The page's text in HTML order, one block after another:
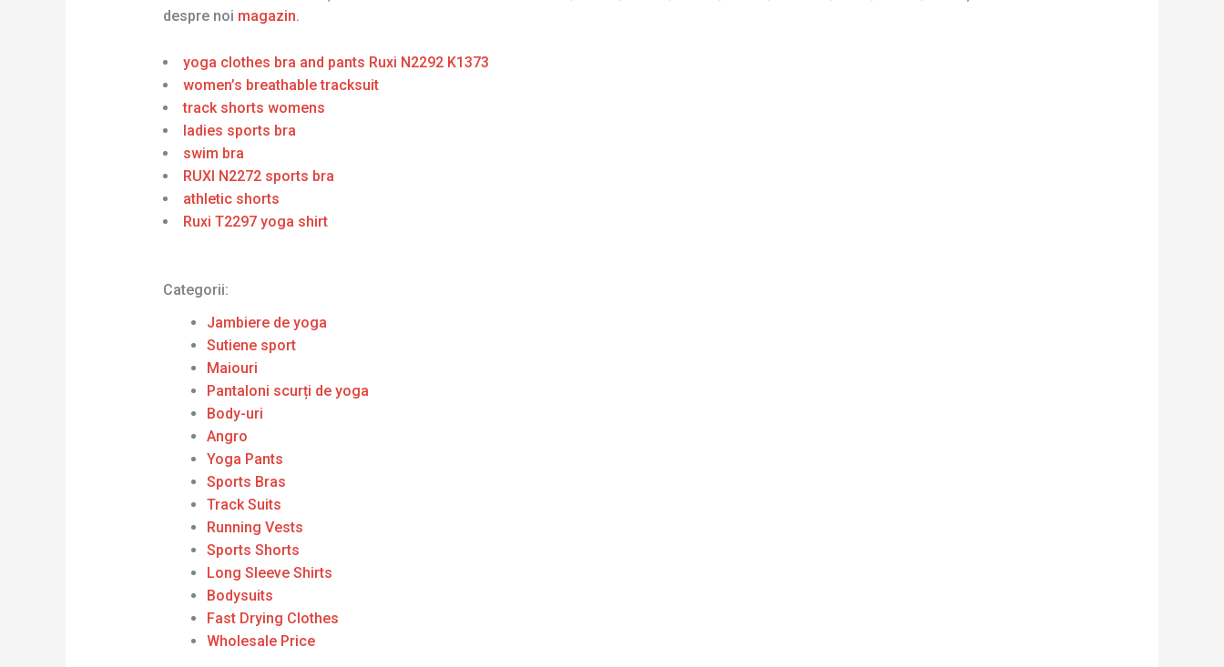
despre noi magazin.
yoga clothes bra and pants Ruxi N2292 K1373
women’s breathable tracksuit
track shorts womens
ladies sports bra
swim bra
RUXI N2272 sports bra
athletic shorts
Ruxi T2297 yoga shirt
Categorii:
Jambiere de yoga
Sutiene sport
Maiouri
Pantaloni scurți de yoga
Body-uri
Angro
Yoga Pants
Sports Bras
Track Suits
Running Vests
Sports Shorts
Long Sleeve Shirts
Bodysuits
Fast Drying Clothes
Wholesale Price